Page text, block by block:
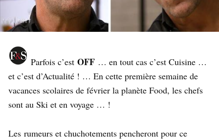
Parfois c’est OFF … en tout cas c’est Cuisine …
et c’est d’Actualité ! … En cette première semaine de
vacances scolaires de février la planète Food, les chefs
sont au Ski et en voyage … !
Les rumeurs et chuchotements pencheront pour ce